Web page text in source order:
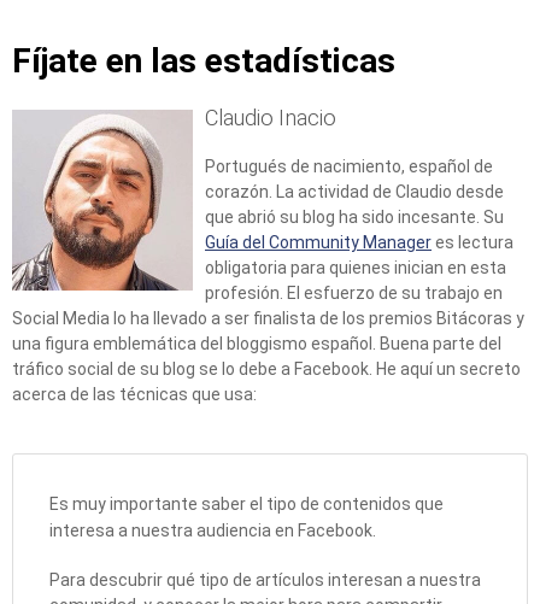
Fíjate en las estadísticas
Claudio Inacio
Portugués de nacimiento, español de
corazón. La actividad de Claudio desde
que abrió su blog ha sido incesante. Su
Guía del Community Manageres lectura
obligatoria para quienes inician en esta
profesión. El esfuerzo de su trabajo en
Social Media lo ha llevado a ser finalista de los premios Bitácoras y
una figura emblemática del bloggismo español. Buena parte del
tráfico social de su blog se lo debe a Facebook. He aquí un secreto
acerca de las técnicas que usa:
Es muy importante saber el tipo de contenidos que
interesa a nuestra audiencia en Facebook.
Para descubrir qué tipo de artículos interesan a nuestra